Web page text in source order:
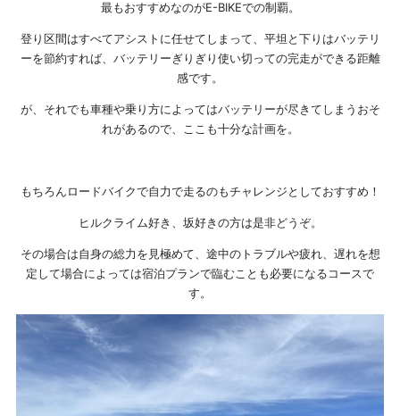
最もおすすめなのがE-BIKEでの制覇。
登り区間はすべてアシストに任せてしまって、平坦と下りはバッテリ
ーを節約すれば、バッテリーぎりぎり使い切っての完走ができる距離
感です。
が、それでも車種や乗り方によってはバッテリーが尽きてしまうおそ
れがあるので、ここも十分な計画を。
もちろんロードバイクで自力で走るのもチャレンジとしておすすめ！
ヒルクライム好き、坂好きの方は是非どうぞ。
その場合は自身の総力を見極めて、途中のトラブルや疲れ、遅れを想
定して場合によっては宿泊プランで臨むことも必要になるコースで
す。